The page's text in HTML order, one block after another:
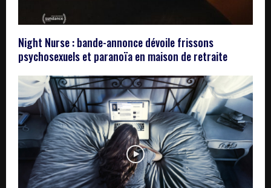
Night Nurse : bande-annonce dévoile frissons
psychosexuels et paranoïa en maison de retraite